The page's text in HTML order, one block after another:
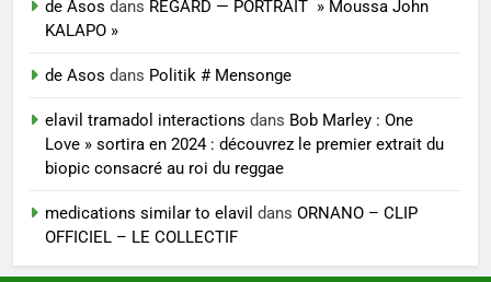
de Asos dans REGARD — PORTRAIT » Moussa John
KALAPO »
de Asos dans Politik # Mensonge
elavil tramadol interactions dans Bob Marley : One
Love » sortira en 2024 : découvrez le premier extrait du
biopic consacré au roi du reggae
medications similar to elavil dans ORNANO – CLIP
OFFICIEL – LE COLLECTIF